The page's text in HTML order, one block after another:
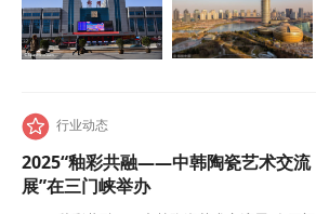
行业动态
2025“釉彩共融——中韩陶瓷艺术交流
展”在三门峡举办